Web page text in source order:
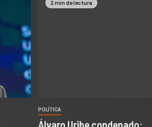
2 min de lectura
POLÍTICA